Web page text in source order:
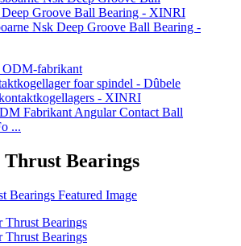
Nsk Deep Groove Ball Bearing -
Fabrikant Angular Contact Ball
...
Bearings